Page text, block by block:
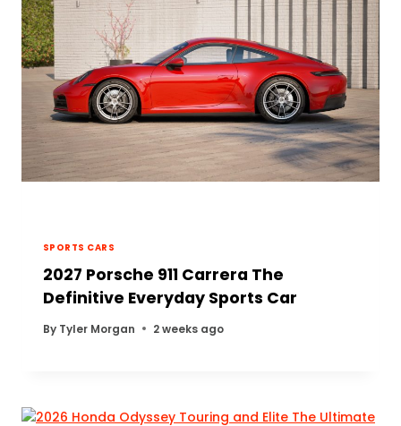
SPORTS CARS
2027 Porsche 911 Carrera The
Definitive Everyday Sports Car
By Tyler Morgan 2 weeks ago